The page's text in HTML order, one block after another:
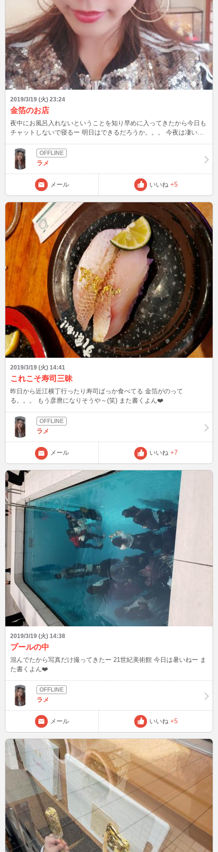
2019/3/19 (火) 23:24
金箔のお店
夜中にお風呂入れないということを知り早めに入ってきたから今日も
チャットしないで寝るー 明日はできるだろうか。。。 今夜は凄い広
ね。。。 この先夜勤とかできるだろうか 実習中一回だけ夜勤やった
けど指導者の男の人優しすぎて寝てていいよって言うから普通に爆睡
してたし起きてられるか心配過ぎる しかも寝てたのに朝方コーヒー
買ってきてくれてお疲れ様ーって声かけてくれたけど全然お疲れちゃ
うねんって思いながらもありがとうございますって言ったよねw また
書くよん❤️
ラメ
メール いいね +5
2019/3/19 (火) 14:41
これこそ寿司三昧
昨日から近江横丁行ったり寿司ばっか食べてる 金箔がのって
る。。。 もう彦麿になりそうや～(笑) また書くよん❤️
ラメ
メール いいね +7
2019/3/19 (火) 14:38
プールの中
混んでたから写真だけ撮ってきたー 21世紀美術館 今日は暑いねー ま
た書くよん❤️
ラメ
メール いいね +5